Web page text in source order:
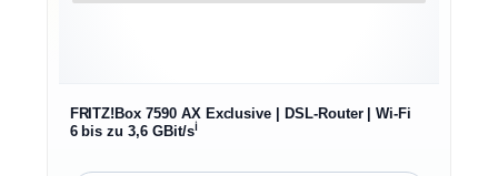
FRITZ!Box 7590 AX Exclusive | DSL-Router | Wi-Fi
6 bis zu 3,6 GBit/sℹ︎